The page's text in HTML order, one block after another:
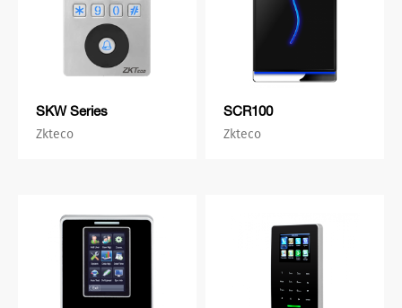
SKW Series
Zkteco
SCR100
Zkteco